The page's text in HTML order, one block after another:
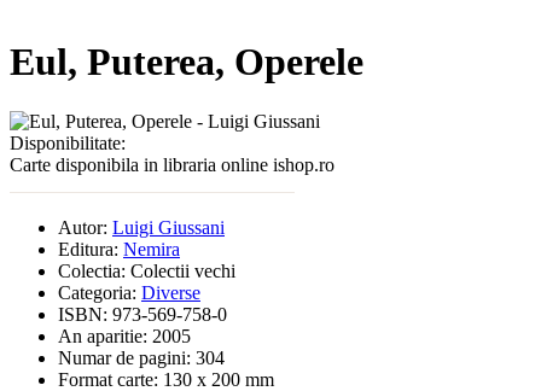
Eul, Puterea, Operele
Disponibilitate:
Carte disponibila in libraria online ishop.ro
Autor: Luigi Giussani
Editura: Nemira
Colectia: Colectii vechi
Categoria: Diverse
ISBN: 973-569-758-0
An aparitie: 2005
Numar de pagini: 304
Format carte: 130 x 200 mm